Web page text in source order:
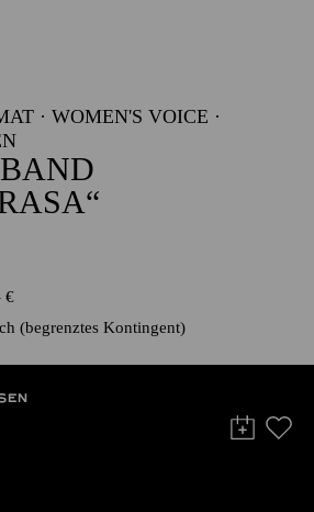
· WOMEN'S VOICE ·
€
(begrenztes Kontingent)